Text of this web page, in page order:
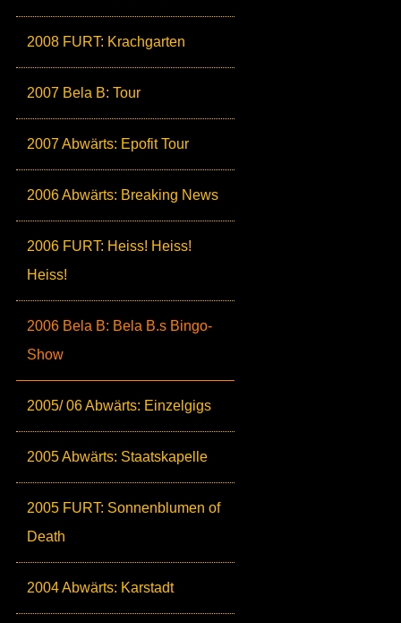
2008 FURT: Krachgarten
2007 Bela B: Tour
2007 Abwärts: Epofit Tour
2006 Abwärts: Breaking News
2006 FURT: Heiss! Heiss!
Heiss!
2006 Bela B: Bela B.s Bingo-
Show
2005/ 06 Abwärts: Einzelgigs
2005 Abwärts: Staatskapelle
2005 FURT: Sonnenblumen of
Death
2004 Abwärts: Karstadt